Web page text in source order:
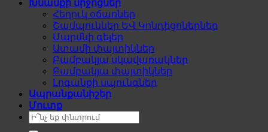
Խնամքի միջոցներ
Հեղուկ օճառներ
Շամպուններ ԵՎ Կոնդիցոներներ
Մարմնի գելեր
Ատամի փայտիկներ
Բամբակյա սկավառակներ
Բամբակյա փայտիկներ
Լոգանքի սպունգներ
Ապրանքանիշեր
Մուտք
Search
for: